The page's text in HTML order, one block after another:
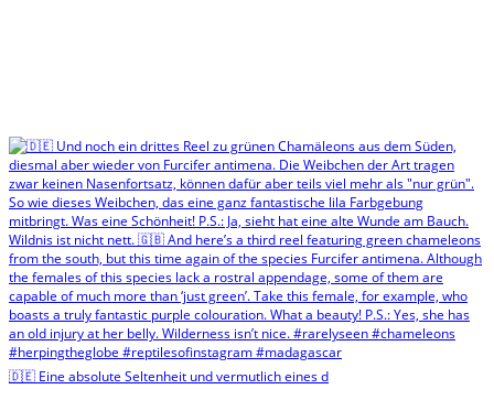
🇩🇪 Eine absolute Seltenheit und vermutlich eines d